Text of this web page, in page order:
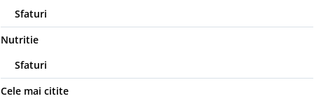
Sfaturi
Nutritie
Sfaturi
Cele mai citite